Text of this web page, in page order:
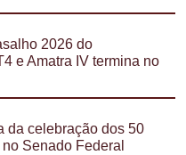
2026 do
e Amatra IV termina no
da celebração dos 50
Senado Federal